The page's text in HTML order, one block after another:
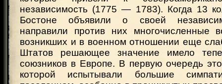
независимость (1775 — 1783). Когда 13
Бостоне объявили о своей
направили против них многочисленные
возникших и в военном отношении еще
Штатов решающее значение имело
союзников в Европе. В первую очередь
которой испытывали большие